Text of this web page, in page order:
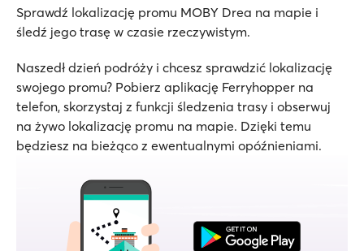
Sprawdź lokalizację promu MOBY Drea na mapie i
śledź jego trasę w czasie rzeczywistym.
Naszedł dzień podróży i chcesz sprawdzić lokalizację
swojego promu? Pobierz aplikację Ferryhopper na
telefon, skorzystaj z funkcji śledzenia trasy i obserwuj
na żywo lokalizację promu na mapie. Dzięki temu
będziesz na bieżąco z ewentualnymi opóźnieniami.